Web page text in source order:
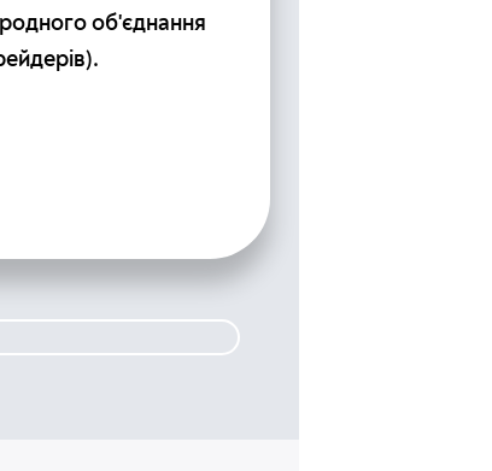
об'єднання